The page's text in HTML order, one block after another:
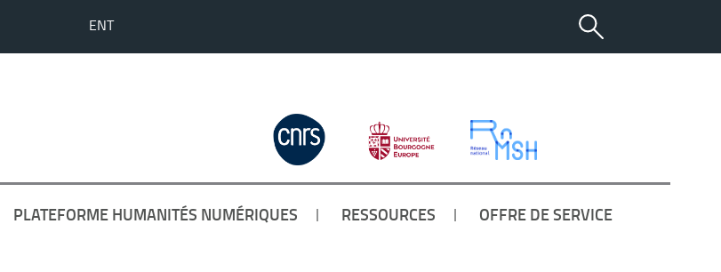
ENT
PLATEFORME HUMANITÉS NUMÉRIQUES RESSOURCES OFFRE DE SERVICE